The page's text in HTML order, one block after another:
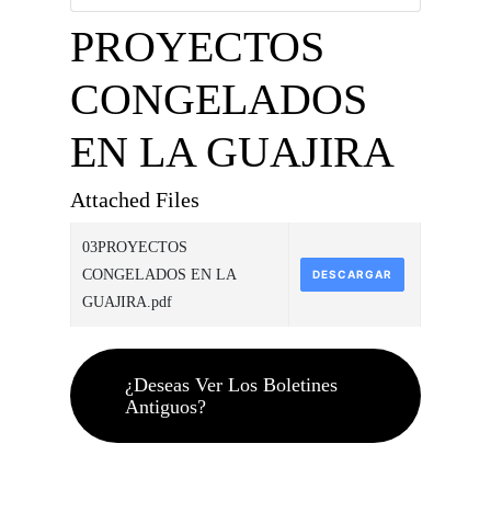
PROYECTOS
CONGELADOS
EN LA GUAJIRA
Attached Files
03PROYECTOS
CONGELADOS EN LA
GUAJIRA.pdf
DESCARGAR
¿Deseas Ver Los Boletines
Antiguos?